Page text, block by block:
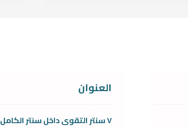
العنوان
٧ سنتر التقوى داخل سنتر الكامل